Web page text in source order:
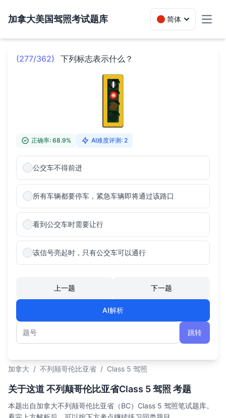
加拿大美国驾照考试题库 简体
(277/362) 下列标志表示什么？
正确率: 68.9% AI难度评测: 2
公交车不得前进
所有车辆都要停车，紧急车辆即将通过该路口
看到公交车时需要让行
该信号亮起时，只有公交车可以通行
上一题 下一题
AI解析
题号
跳转
加拿大 / 不列颠哥伦比亚省 / Class 5 驾照
关于这道 不列颠哥伦比亚省Class 5 驾照 考题
本题出自加拿大不列颠哥伦比亚省（BC）Class 5 驾照笔试题库。